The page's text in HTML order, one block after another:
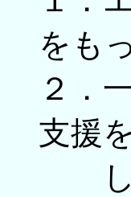
をも
２．
支援
し